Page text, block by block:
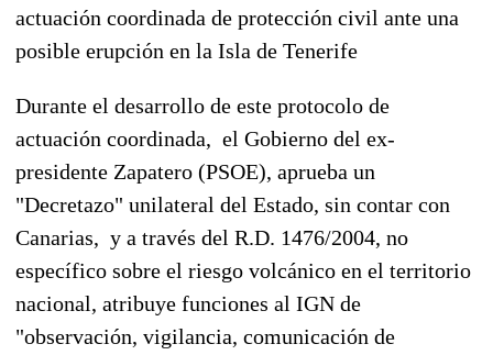
actuación coordinada de protección civil ante una
posible erupción en la Isla de Tenerife
Durante el desarrollo de este protocolo de
actuación coordinada, el Gobierno del ex-
presidente Zapatero (PSOE), aprueba un
"Decretazo" unilateral del Estado, sin contar con
Canarias, y a través del R.D. 1476/2004, no
específico sobre el riesgo volcánico en el territorio
nacional, atribuye funciones al IGN de
"observación, vigilancia, comunicación de